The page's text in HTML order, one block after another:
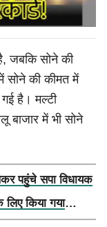
जबकि सोने की
सोने की कीमत में
गई है। मल्टी
में भी सोने
पहुंचे सपा विधायक
किया गया